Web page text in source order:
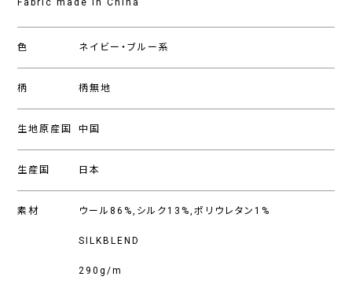
Fabric made in China
色 ネイビー・ブルー系
柄 柄無地
生地原産国 中国
生産国 日本
素材 ウール86%,シルク13%,ポリウレタン1%
SILKBLEND
290g/m